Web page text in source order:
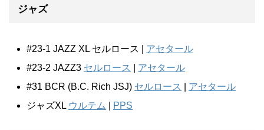
ジャズ
#23-1 JAZZ XL セルロース | アセタール
#23-2 JAZZ3 セルロース
アセタール
#31 BCR (B.C. Rich JSJ) セルロース
アセタール
ジャズXL ウルテム PPS